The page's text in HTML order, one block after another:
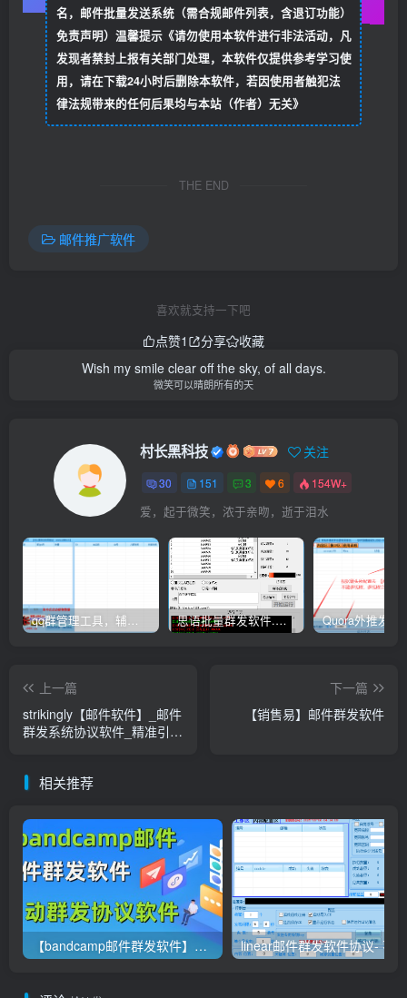
名，邮件批量发送系统（需合规邮件列表，含退订功能）
免责声明）温馨提示《请勿使用本软件进行非法活动，凡
发现者禁封上报有关部门处理，本软件仅提供参考学习使
用，请在下载24小时后删除本软件，若因使用者触犯法
律法规带来的任何后果均与本站（作者）无关》
THE END
邮件推广软件
喜欢就支持一下吧
点赞1 分享
收藏
Wish my smile clear off the sky, of all days.
微笑可以晴朗所有的天
村长黑科技 关注
30 151 3 6 154W+
爱，起于微笑，浓于亲吻，逝于泪水
思语批量群发软件.私信.点赞.加好友功能+查询手机是否已注册账号
上一篇
strikingly【邮件软件】_邮件
群发系统协议软件_精准引流
下一篇
【销售易】邮件群发软件
相关推荐
【bandcamp邮件群发软件】邮件群发软件，全自动，群发邮件